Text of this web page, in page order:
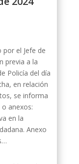
el Jefe de
previa a la
Policía del día
en relación
se informa
anexos:
en la
Anexo